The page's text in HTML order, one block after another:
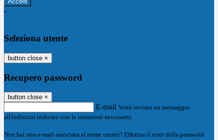
-
Seleziona utente
button close ×
Recupero password
button close ×
E-mail Verrà inviato un messaggio
all'indirizzo indicato con le istruzioni necessarie.
Non hai una e-mail associata al nome utente? Effettua il reset della password